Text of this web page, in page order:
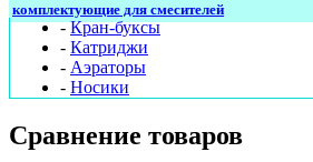
комплектующие для смесителей
-Кран-буксы
- Катриджи
- Аэраторы
- Носики
Сравнение товаров